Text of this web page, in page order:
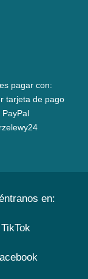
pagar con:
tarjeta de pago
PayPal
en:
TikTok